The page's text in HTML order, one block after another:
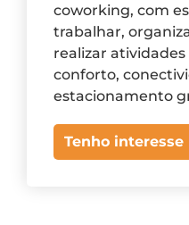
coworking, com
trabalhar,
realizar
conforto,
estacionamento
Tenho interesse